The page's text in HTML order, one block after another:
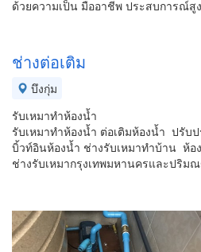
ด้วยความเป็น มืออาชีพ ประสบการณ์
ช่างต่อเติม
บึงกุ่ม
รับเหมาทำห้องน้ำ
รับเหมาทำห้องน้ำ ต่อเติมห้องน้ำ ปรับ
บิ้วท์อินห้องน้ำ ช่างรับเหมาทำบ้าน ห้อ
ช่างรับเหมากรุงเทพมหานครและปริม